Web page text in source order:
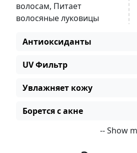
волосам, Питает
волосяные луковицы
Антиоксиданты
UV Фильтр
Увлажняет кожу
Борется с акне
-- Show